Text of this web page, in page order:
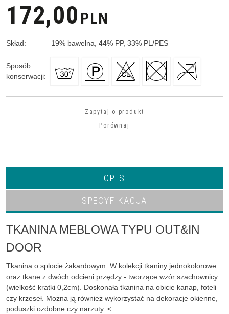
172,00 PLN
Skład: 19% bawełna, 44% PP, 33% PL/PES
Sposób
konserwacji:
Zapytaj o produkt
Porównaj
OPIS
SPECYFIKACJA
TKANINA MEBLOWA TYPU OUT&IN
DOOR
Tkanina o splocie żakardowym. W kolekcji tkaniny jednokolorowe
oraz tkane z dwóch odcieni przędzy - tworzące wzór szachownicy
(wielkość kratki 0,2cm). Doskonała tkanina na obicie kanap, foteli
czy krzeseł. Można ją również wykorzystać na dekoracje okienne,
poduszki ozdobne czy narzuty. <